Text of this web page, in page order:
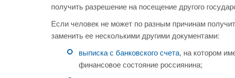
получить разрешение на посещение другого
Если человек не может по разным причинам
заменить ее несколькими другими документами:
выписка с банковского счета, на котором
финансовое состояние россиянина;